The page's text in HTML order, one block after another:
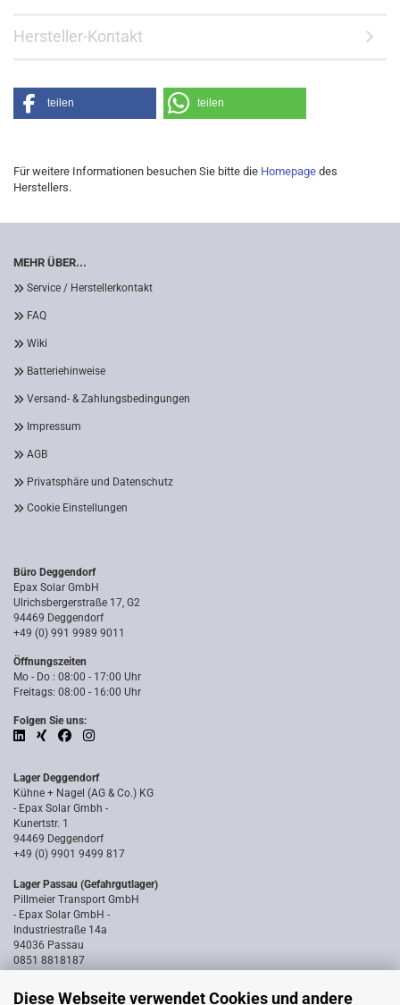
Diese Webseite verwendet Cookies und andere
Hersteller-Kontakt
teilen teilen
Für weitere Informationen besuchen Sie bitte die Homepage des
Herstellers.
MEHR ÜBER...
Service / Herstellerkontakt
FAQ
Wiki
Batteriehinweise
Versand- & Zahlungsbedingungen
Impressum
AGB
Privatsphäre und Datenschutz
Cookie Einstellungen
Büro Deggendorf
Epax Solar GmbH
Ulrichsbergerstraße 17, G2
94469 Deggendorf
+49 (0) 991 9989 9011
Öffnungszeiten
Mo - Do : 08:00 - 17:00 Uhr
Freitags: 08:00 - 16:00 Uhr
Folgen Sie uns:
Lager Deggendorf
Kühne + Nagel (AG & Co.) KG
- Epax Solar Gmbh -
Kunertstr. 1
94469 Deggendorf
+49 (0) 9901 9499 817
Lager Passau (Gefahrgutlager)
Pillmeier Transport GmbH
- Epax Solar GmbH -
Industriestraße 14a
94036 Passau
0851 8818187